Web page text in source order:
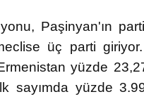
Paşinyan'ın
üç parti
yüzde
sayımda yüzde